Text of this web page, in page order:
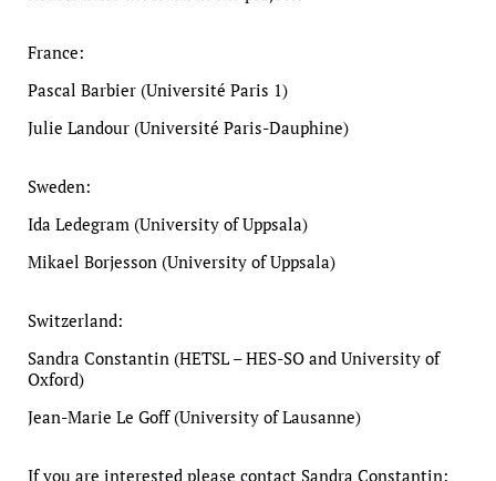
France:
Pascal Barbier (Université Paris 1)
Julie Landour (Université Paris-Dauphine)
Sweden:
Ida Ledegram (University of Uppsala)
Mikael Borjesson (University of Uppsala)
Switzerland:
Sandra Constantin (HETSL – HES-SO and University of
Oxford)
Jean-Marie Le Goff (University of Lausanne)
If you are interested please contact Sandra Constantin: